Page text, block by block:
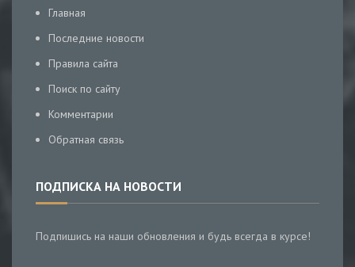
Главная
Последние новости
Правила сайта
Поиск по сайту
Комментарии
Обратная связь
ПОДПИСКА НА НОВОСТИ
Подпишись на наши обновления и будь всегда в курсе!